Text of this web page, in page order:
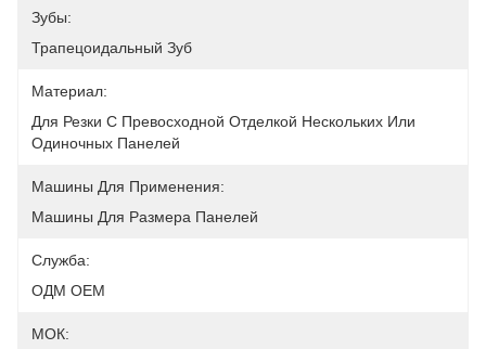
Зубы:
Трапецоидальный Зуб
Материал:
Для Резки С Превосходной Отделкой Нескольких Или
Одиночных Панелей
Машины Для Применения:
Машины Для Размера Панелей
Служба:
ОДМ OEM
МОК: